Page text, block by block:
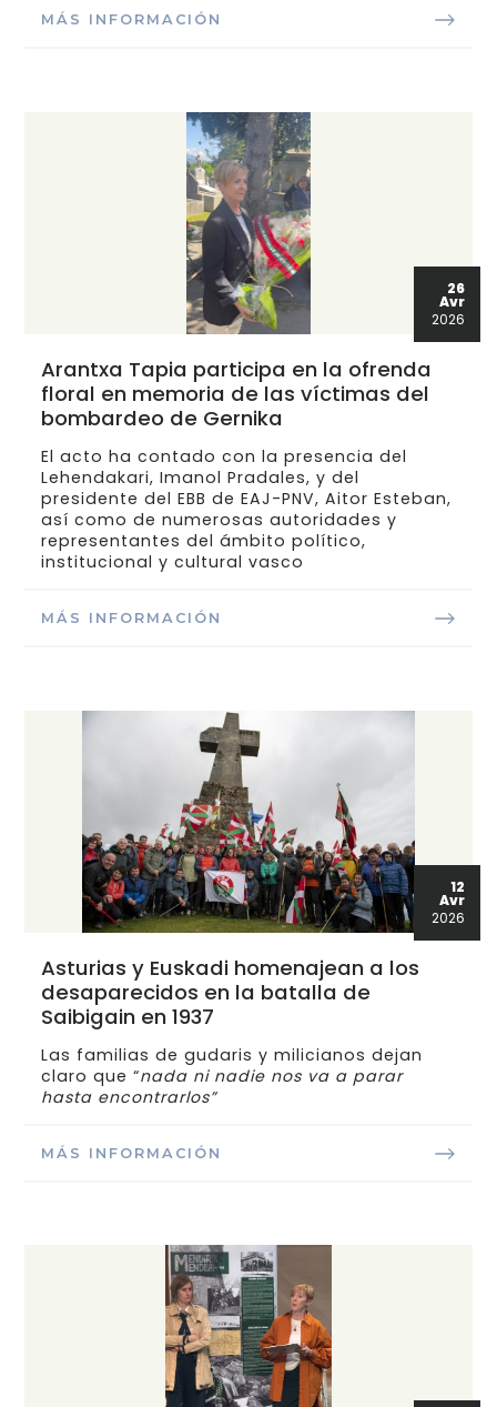
MÁS INFORMACIÓN
26
Avr
2026
Arantxa Tapia participa en la ofrenda
floral en memoria de las víctimas del
bombardeo de Gernika
El acto ha contado con la presencia del
Lehendakari, Imanol Pradales, y del
presidente del EBB de EAJ-PNV, Aitor Esteban,
así como de numerosas autoridades y
representantes del ámbito político,
institucional y cultural vasco
MÁS INFORMACIÓN
12
Avr
2026
Asturias y Euskadi homenajean a los
desaparecidos en la batalla de
Saibigain en 1937
Las familias de gudaris y milicianos dejan
claro que “nada ni nadie nos va a parar
hasta encontrarlos”
MÁS INFORMACIÓN